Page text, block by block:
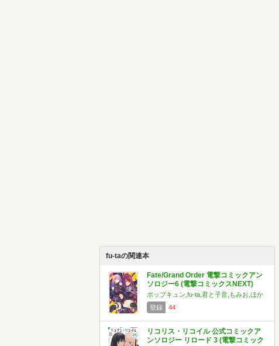
fu-taの関連本
Fate/Grand Order 電撃コミックアン
ソロジー6 (電撃コミックスNEXT)
ポップキュン,fu-ta,君と子音,もみお,ほか
登録
44
リコリス・リコイル 公式コミックア
ンソロジー リロード 3 (電撃コミック